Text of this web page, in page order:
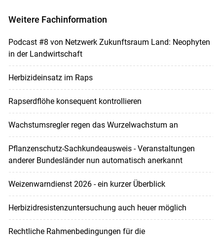
Weitere Fachinformation
Podcast #8 von Netzwerk Zukunftsraum Land: Neophyten
in der Landwirtschaft
Herbizideinsatz im Raps
Rapserdflöhe konsequent kontrollieren
Wachstumsregler regen das Wurzelwachstum an
Pflanzenschutz-Sachkundeausweis - Veranstaltungen
anderer Bundesländer nun automatisch anerkannt
Weizenwarndienst 2026 - ein kurzer Überblick
Herbizidresistenzuntersuchung auch heuer möglich
Rechtliche Rahmenbedingungen für die